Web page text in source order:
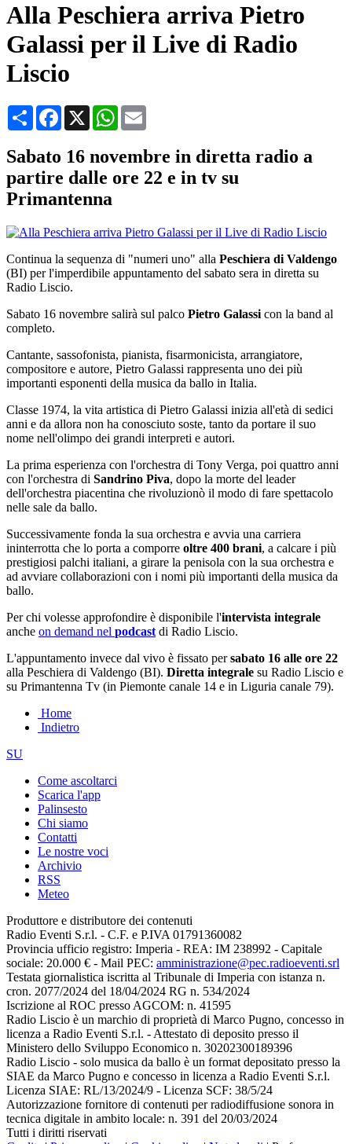
Alla Peschiera arriva Pietro
Galassi per il Live di Radio
Liscio
CondividiFacebook
X WhatsApp
Sabato 16 novembre in diretta radio a
partire dalle ore 22 e in tv su
Primantenna
Continua la sequenza di "numeri uno" alla Peschiera di Valdengo
(BI) per l'imperdibile appuntamento del sabato sera in diretta su
Radio Liscio.
Sabato 16 novembre salirà sul palco Pietro Galassi con la band al
completo.
Cantante, sassofonista, pianista, fisarmonicista, arrangiatore,
compositore e autore, Pietro Galassi rappresenta uno dei più
importanti esponenti della musica da ballo in Italia.
Classe 1974, la vita artistica di Pietro Galassi inizia all'età di sedici
anni e da allora non ha conosciuto soste, tanto da portare il suo
nome nell'olimpo dei grandi interpreti e autori.
La prima esperienza con l'orchestra di Tony Verga, poi quattro anni
con l'orchestra di Sandrino Piva, dopo la morte del leader
dell'orchestra piacentina che rivoluzionò il modo di fare spettacolo
nelle sale da ballo.
Successivamente fonda la sua orchestra e avvia una carriera
ininterrotta che lo porta a comporre oltre 400 brani, a calcare i più
prestigiosi palchi italiani, a girare la penisola con la sua orchestra e
ad avviare collaborazioni con i nomi più importanti della musica da
ballo.
Per chi volesse approfondire è disponibile l'intervista integrale
anche on demand nel podcast di Radio Liscio.
L'appuntamento invece dal vivo è fissato persabato 16 alle ore 22
alla Peschiera di Valdengo (BI). Diretta integrale su Radio Liscio e
su Primantenna Tv (in Piemonte canale 14 e in Liguria canale 79).
Home
Indietro
SU
Come ascoltarci
Scarica l'app
Palinsesto
Chi siamo
Contatti
Le nostre voci
Archivio
RSS
Meteo
Produttore e distributore dei contenuti
Radio Eventi S.r.l. - C.F. e P.IVA 01791360082
Provincia ufficio registro: Imperia - REA: IM 238992 - Capitale
sociale: 20.000 € - Mail PEC: amministrazione@pec.radioeventi.srl
Testata giornalistica iscritta al Tribunale di Imperia con istanza n.
cron. 2077/2024 del 18/04/2024 RG n. 534/2024
Iscrizione al ROC presso AGCOM: n. 41595
Radio Liscio è un marchio di proprietà di Marco Pugno, concesso in
licenza a Radio Eventi S.r.l. - Attestato di deposito presso il
Ministero dello Sviluppo Economico n. 30202300189396
Radio Liscio - solo musica da ballo è un format depositato presso la
SIAE da Marco Pugno e concesso in licenza a Radio Eventi S.r.l.
Licenza SIAE: RL/13/2024/9 - Licenza SCF: 38/5/24
Autorizzazione fornitore di contenuti per radiodiffusione sonora in
tecnica digitale in ambito locale: n. 391 del 20/03/2024
Tutti i diritti riservati